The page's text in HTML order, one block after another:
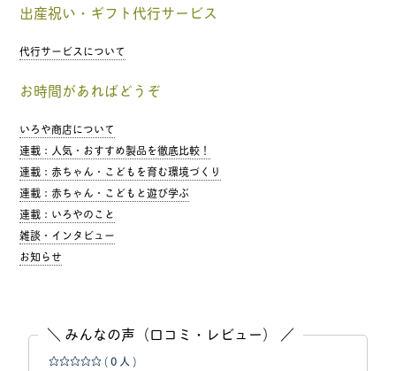
出産祝い・ギフト代行サービス
代行サービスについて
お時間があればどうぞ
いろや商店について
連載：人気・おすすめ製品を徹底比較！
連載：赤ちゃん・こどもを育む環境づくり
連載：赤ちゃん・こどもと遊び学ぶ
連載：いろやのこと
雑談・インタビュー
お知らせ
＼ みんなの声（口コミ・レビュー） ／
☆☆☆☆☆( 0 人 )